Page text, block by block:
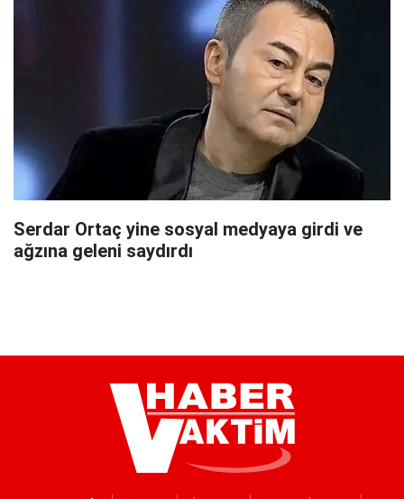
Serdar Ortaç yine sosyal medyaya girdi ve
ağzına geleni saydırdı